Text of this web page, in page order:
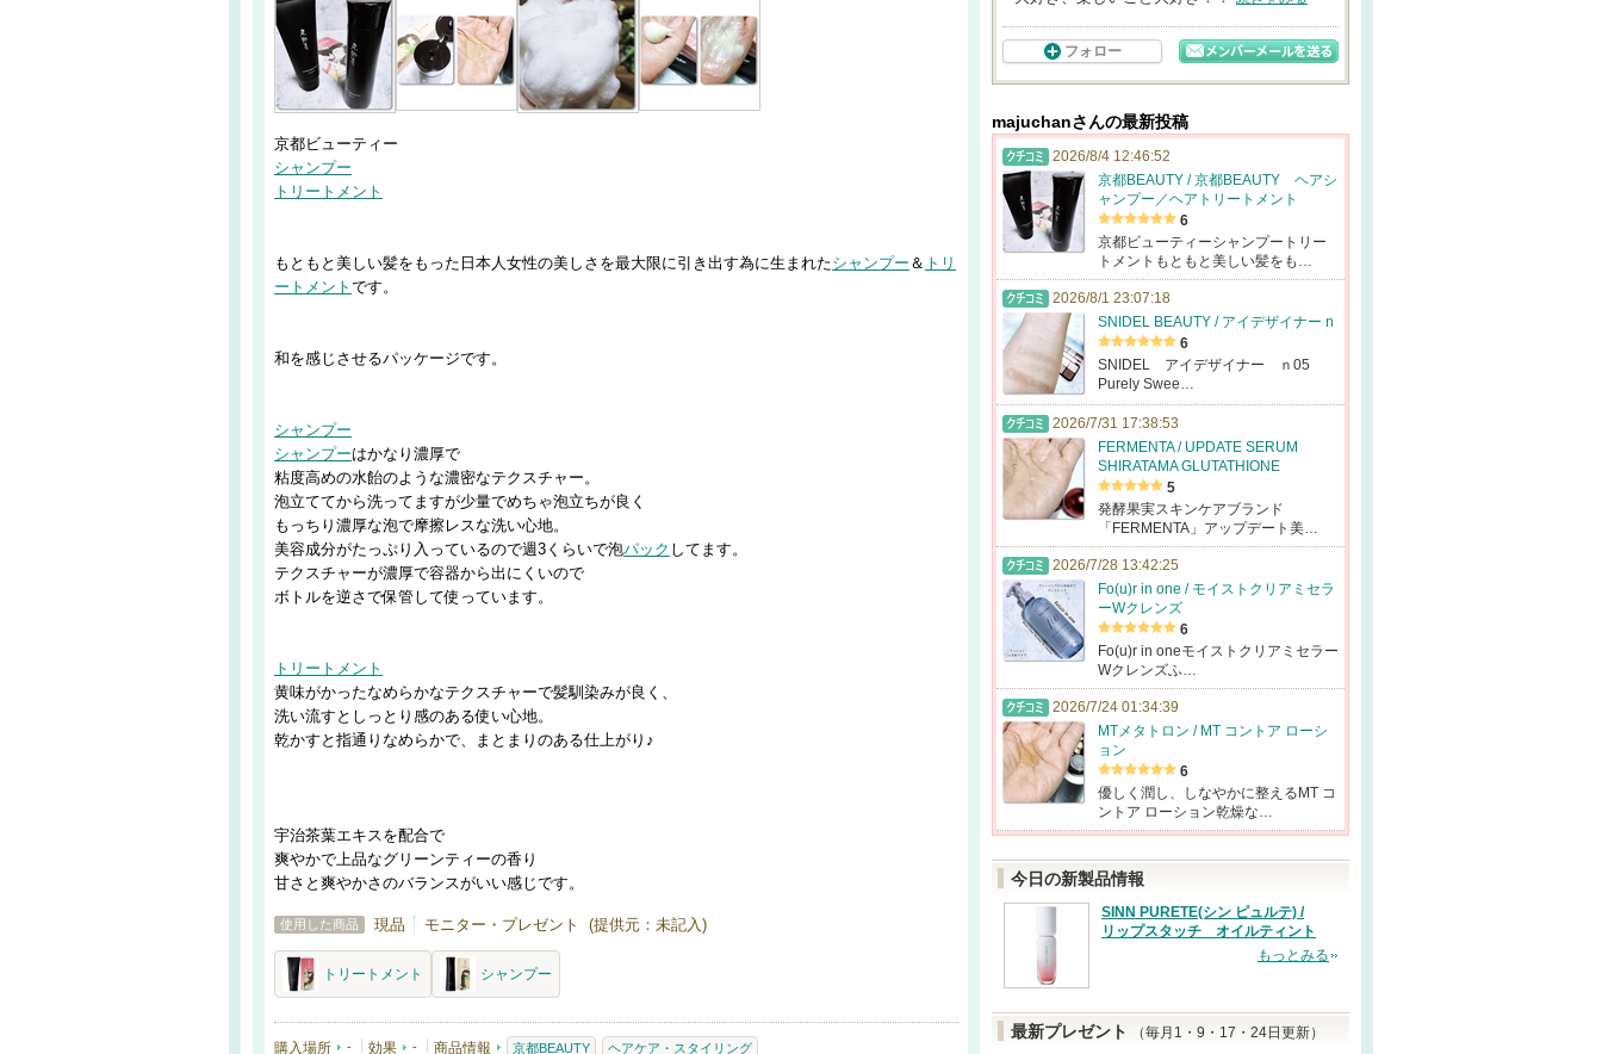
京都ビューティー
シャンプー
トリートメント
もともと美しい髪をもった日本人女性の美しさを最大限に引き出す為に生まれたシャンプー ＆ トリ
ートメント です。
和を感じさせるパッケージです。
シャンプー
シャンプーはかなり濃厚で
粘度高めの水飴のような濃密なテクスチャー。
泡立ててから洗ってますが少量でめちゃ泡立ちが良く
もっちり濃厚な泡で摩擦レスな洗い心地。
美容成分がたっぷり入っているので週3くらいで泡パック してます。
テクスチャーが濃厚で容器から出にくいので
ボトルを逆さで保管して使っています。
トリートメント
黄味がかったなめらかなテクスチャーで髪馴染みが良く、
洗い流すとしっとり感のある使い心地。
乾かすと指通りなめらかで、まとまりのある仕上がり♪
宇治茶葉エキスを配合で
爽やかで上品なグリーンティーの香り
甘さと爽やかさのバランスがいい感じです。
使用した商品 現品 モニター・プレゼント (提供元：未記入)
トリートメント シャンプー
購入場所 - 効果 - 商品情報 京都BEAUTY ヘアケア・スタイリング
フォロー
majuchanさんの最新投稿
2026/8/4 12:46:52
京都BEAUTY / 京都BEAUTY ヘアシ
ャンプー／ヘアトリートメント
6
京都ビューティーシャンプートリー
トメントもともと美しい髪をも…
2026/8/1 23:07:18
SNIDEL BEAUTY / アイデザイナー n
6
SNIDEL アイデザイナー ｎ05
Purely Swee…
2026/7/31 17:38:53
FERMENTA / UPDATE SERUM
SHIRATAMA GLUTATHIONE
5
発酵果実スキンケアブランド
「FERMENTA」アップデート美…
2026/7/28 13:42:25
Fo(u)r in one / モイストクリアミセラ
ーWクレンズ
6
Fo(u)r in oneモイストクリアミセラー
Wクレンズふ…
2026/7/24 01:34:39
MTメタトロン / MT コントア ローシ
ョン
6
優しく潤し、しなやかに整えるMT コ
ントア ローション乾燥な…
今日の新製品情報
SINN PURETE(シン ピュルテ) /
リップスタッチ オイルティント
もっとみる
最新プレゼント
（毎月1・9・17・24日更新）